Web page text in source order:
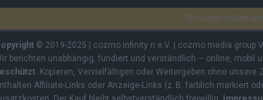
COZMO MEDIA
© 2019-2025 | cozmo infinity n.e.V. | cozmo media group
berichten unabhängig, fundiert und verständlich – online, mobil
. Kopieren, Vervielfältigen oder Weitergeben ohne
Affiliate-Links oder Anzeige-Links (z. B. farblich markiert